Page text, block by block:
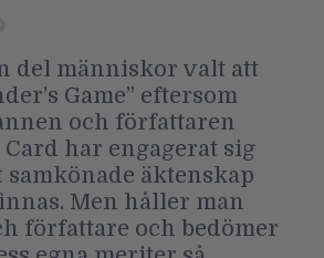
del människor valt att
Game” eftersom
och författaren
Card har engagerat sig
äktenskap
Men håller man
författare och bedömer